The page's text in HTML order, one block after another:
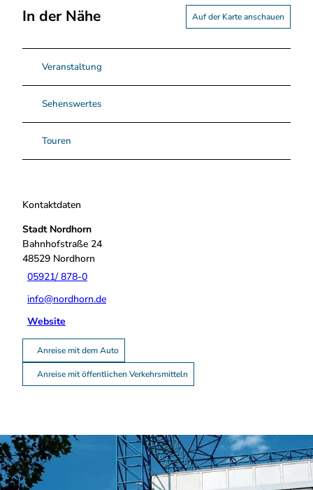
In der Nähe Auf der Karte anschauen
Veranstaltung
Sehenswertes
Touren
Kontaktdaten
Stadt Nordhorn
Bahnhofstraße 24
48529 Nordhorn
05921/ 878-0
info@nordhorn.de
Website
Anreise mit dem Auto
Anreise mit öffentlichen Verkehrsmitteln